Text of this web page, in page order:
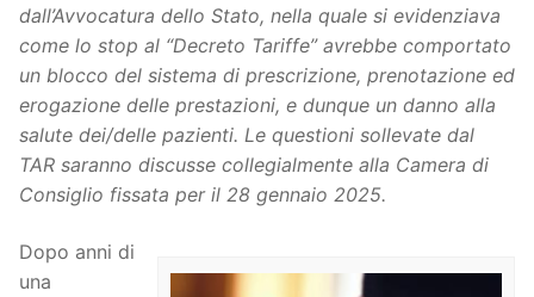
dall’Avvocatura dello Stato, nella quale si evidenziava
come lo stop al “Decreto Tariffe” avrebbe comportato
un blocco del sistema di prescrizione, prenotazione ed
erogazione delle prestazioni, e dunque un danno alla
salute dei/delle pazienti. Le questioni sollevate dal
TAR saranno discusse collegialmente alla Camera di
Consiglio fissata per il 28 gennaio 2025.
Dopo anni di
una